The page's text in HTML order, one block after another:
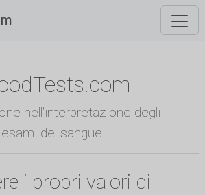
nell'interpretazione degli
esami del sangue
i propri valori di